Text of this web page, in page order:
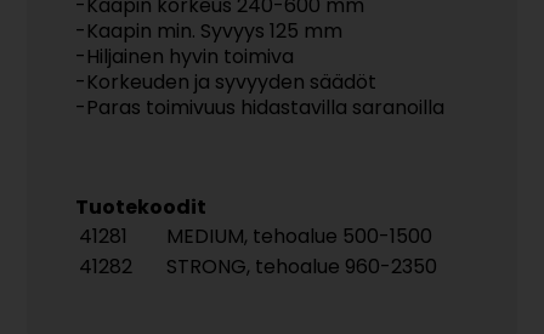
-Kaapin min. Syvyys 125 mm
-Hiljainen hyvin toimiva
-Korkeuden ja syvyyden säädöt
-Paras toimivuus hidastavilla saranoilla
Tuotekoodit
41281
MEDIUM, tehoalue 500-1500
41282
STRONG, tehoalue 960-2350